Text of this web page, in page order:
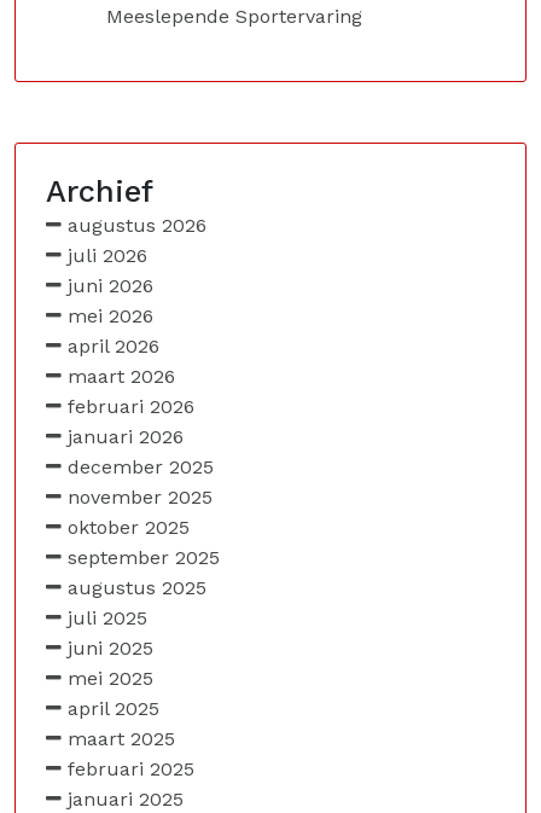
Meeslepende Sportervaring
Archief
augustus 2026
juli 2026
juni 2026
mei 2026
april 2026
maart 2026
februari 2026
januari 2026
december 2025
november 2025
oktober 2025
september 2025
augustus 2025
juli 2025
juni 2025
mei 2025
april 2025
maart 2025
februari 2025
januari 2025